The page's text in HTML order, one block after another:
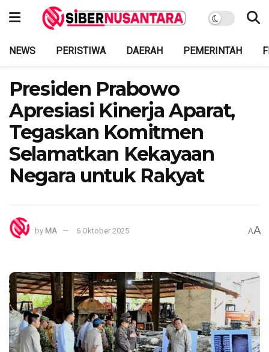
NEWS PERISTIWA DAERAH PEMERINTAH
Presiden Prabowo
Apresiasi Kinerja Aparat,
Tegaskan Komitmen
Selamatkan Kekayaan
Negara untuk Rakyat
by MA 6 Oktober 2025 AA